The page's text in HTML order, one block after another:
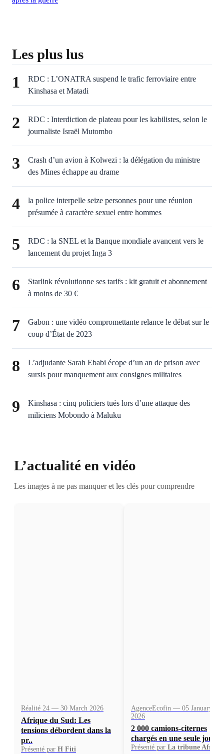
Les plus lus
1
RDC : L’ONATRA suspend le trafic ferroviaire entre
Kinshasa et Matadi
2
RDC : Interdiction de plateau pour les kabilistes, selon le
journaliste Israël Mutombo
3
Crash d’un avion à Kolwezi : la délégation du ministre
des Mines échappe au drame
4
la police interpelle seize personnes pour une réunion
présumée à caractère sexuel entre hommes
5
RDC : la SNEL et la Banque mondiale avancent vers le
lancement du projet Inga 3
6
Starlink révolutionne ses tarifs : kit gratuit et abonnement
à moins de 30 €
7
Gabon : une vidéo compromettante relance le débat sur le
coup d’État de 2023
8
L’adjudante Sarah Ebabi écope d’un an de prison avec
sursis pour manquement aux consignes militaires
9
Kinshasa : cinq policiers tués lors d’une attaque des
miliciens Mobondo à Maluku
L’actualité en vidéo
Les images à ne pas manquer et les clés pour comprendre
Réalité 24 — 30 March 2026
Afrique du Sud: Les
tensions débordent dans la
pr..
Présenté par H Fiti
AgenceEcofin — 05 January
2026
2 000 camions-citernes
chargés en une seule
Présenté par La tribune